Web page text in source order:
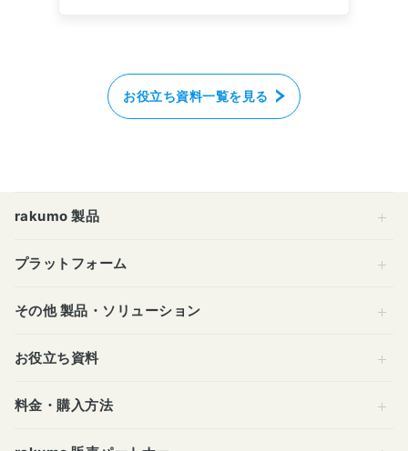
お役立ち資料一覧を見る
rakumo 製品
プラットフォーム
その他 製品・ソリューション
お役立ち資料
料金・購入方法